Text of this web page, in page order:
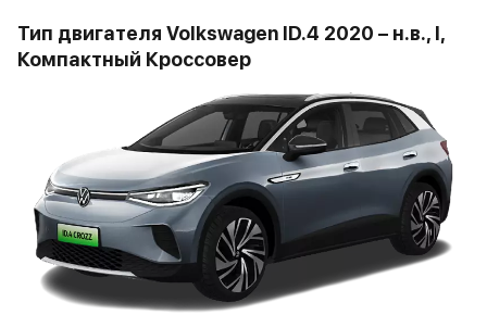
Тип двигателя Volkswagen ID.4 2020 – н.в., I,
Компактный Кроссовер